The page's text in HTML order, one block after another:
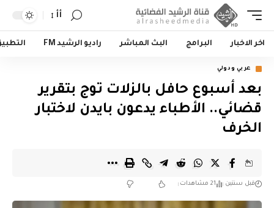
أأ
اخر الاخبار البرامج البث المباشر راديو الرشيد FM
عربي ودولي
بعد أسبوع حافل بالزلات توج بتقرير
قضائي.. الأطباء يدعون بايدن لاختبار
الخرف
قبل سنتين 21 مشاهدات